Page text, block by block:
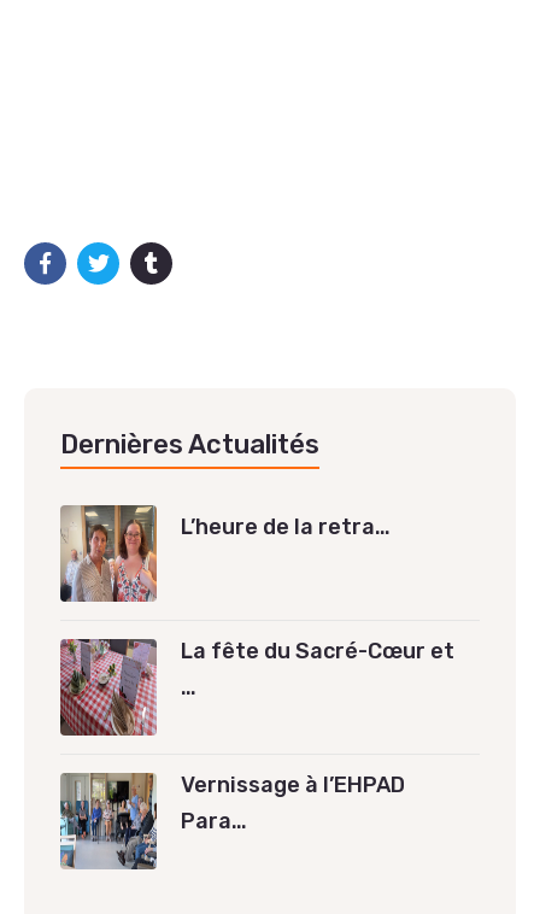
Dernières Actualités
L’heure de la retra…
La fête du Sacré-Cœur et
…
Vernissage à l’EHPAD
Para…